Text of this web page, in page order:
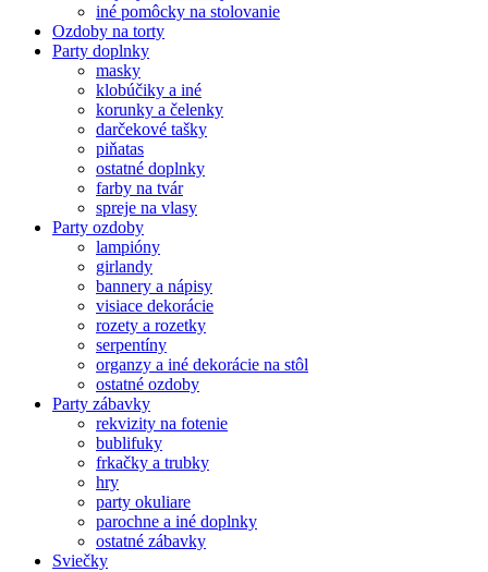
iné pomôcky na stolovanie
Ozdoby na torty
Party doplnky
masky
klobúčiky a iné
korunky a čelenky
darčekové tašky
piňatas
ostatné doplnky
farby na tvár
spreje na vlasy
Party ozdoby
lampióny
girlandy
bannery a nápisy
visiace dekorácie
rozety a rozetky
serpentíny
organzy a iné dekorácie na stôl
ostatné ozdoby
Party zábavky
rekvizity na fotenie
bublifuky
frkačky a trubky
hry
party okuliare
parochne a iné doplnky
ostatné zábavky
Sviečky